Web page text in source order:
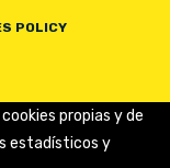
POLICY
propias y de
estadísticos y